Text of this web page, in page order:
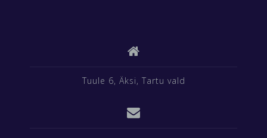
Tuule 6, Äksi, Tartu vald